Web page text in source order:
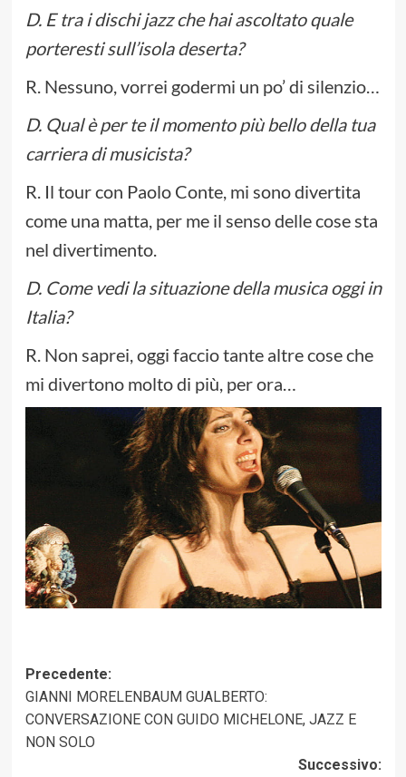
D. E tra i dischi jazz che hai ascoltato quale
porteresti sull’isola deserta?
R. Nessuno, vorrei godermi un po’ di silenzio…
D. Qual è per te il momento più bello della tua
carriera di musicista?
R. Il tour con Paolo Conte, mi sono divertita
come una matta, per me il senso delle cose sta
nel divertimento.
D. Come vedi la situazione della musica oggi in
Italia?
R. Non saprei, oggi faccio tante altre cose che
mi divertono molto di più, per ora…
Navigazione
articolo
Precedente:
GIANNI MORELENBAUM GUALBERTO:
CONVERSAZIONE CON GUIDO MICHELONE, JAZZ E
NON SOLO
Successivo: